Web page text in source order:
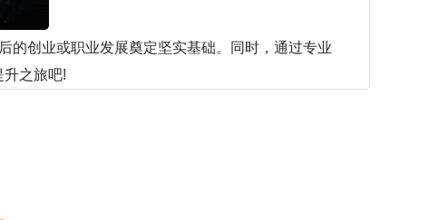
创业或职业发展奠定坚实基础。同时，通过专业
之旅吧!